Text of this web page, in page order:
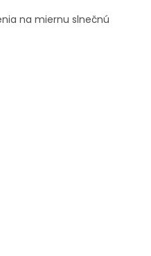
na miernu slnečnú